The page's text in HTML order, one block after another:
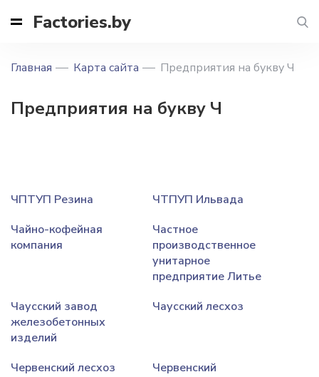
Factories.by
Главная Карта сайта Предприятия на букву Ч
Предприятия на букву Ч
ЧПТУП Резина
ЧТПУП Ильвада
Чайно-кофейная
компания
Частное
производственное
унитарное
предприятие Литье
Чаусский завод
железобетонных
изделий
Чаусский лесхоз
Червенский лесхоз
Червенский